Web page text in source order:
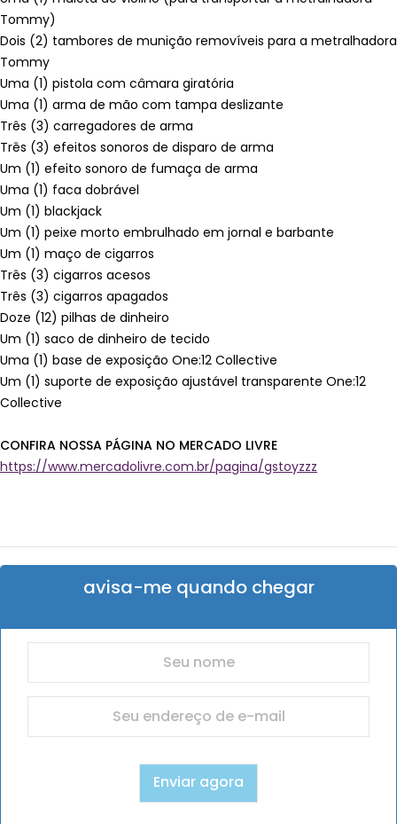
Tommy)
Dois (2) tambores de munição removíveis para a metralhadora
Tommy
Uma (1) pistola com câmara giratória
Uma (1) arma de mão com tampa deslizante
Três (3) carregadores de arma
Três (3) efeitos sonoros de disparo de arma
Um (1) efeito sonoro de fumaça de arma
Uma (1) faca dobrável
Um (1) blackjack
Um (1) peixe morto embrulhado em jornal e barbante
Um (1) maço de cigarros
Três (3) cigarros acesos
Três (3) cigarros apagados
Doze (12) pilhas de dinheiro
Um (1) saco de dinheiro de tecido
Uma (1) base de exposição One:12 Collective
Um (1) suporte de exposição ajustável transparente One:12
Collective
CONFIRA NOSSA PÁGINA NO MERCADO LIVRE
https://www.mercadolivre.com.br/pagina/gstoyzzz
avisa-me quando chegar